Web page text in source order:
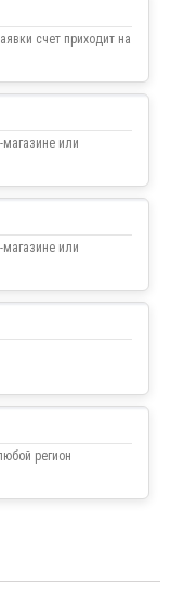
счет приходит на
или
или
регион